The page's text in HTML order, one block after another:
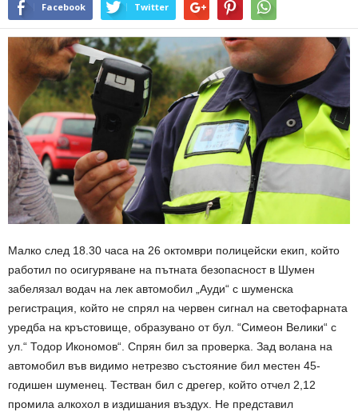
Facebook Twitter
Малко след 18.30 часа на 26 октомври полицейски екип, който
работил по осигуряване на пътната безопасност в Шумен
забелязал водач на лек автомобил „Ауди“ с шуменска
регистрация, който не спрял на червен сигнал на светофарната
уредба на кръстовище, образувано от бул. “Симеон Велики“ с
ул.“ Тодор Икономов“. Спрян бил за проверка. Зад волана на
автомобил във видимо нетрезво състояние бил местен 45-
годишен шуменец. Тестван бил с дрегер, който отчел 2,12
промила алкохол в издишания въздух. Не представил